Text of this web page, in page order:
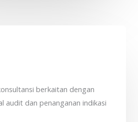
berkaitan dengan
audit dan penanganan indikasi